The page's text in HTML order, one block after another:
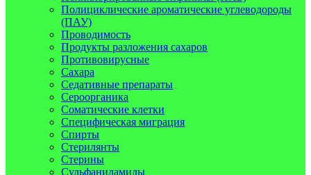
Полициклические ароматические углеводороды
(ПАУ)
Проводимость
Продукты разложения сахаров
Противовирусные
Сахара
Седативные препараты
Сероорганика
Соматические клетки
Специфическая миграция
Спирты
Стерилянты
Стерины
Сульфаниламиды